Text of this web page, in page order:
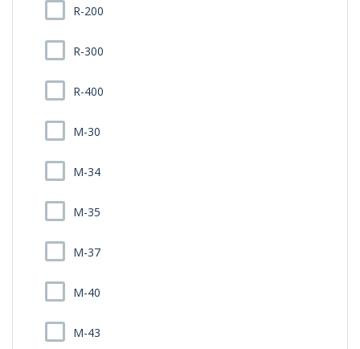
R-200
R-300
R-400
M-30
M-34
M-35
M-37
M-40
M-43